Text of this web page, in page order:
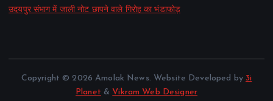
उदयपुर संभाग में जाली नोट छापने वाले गिरोह का भंडाफोड़
Copyright © 2026 Amolak News. Website Developed by 3i
Planet &Vikram Web Designer